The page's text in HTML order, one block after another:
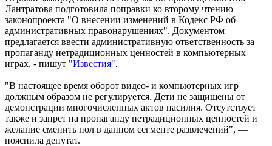
Лантратова подготовила поправки ко второму чтению
законопроекта "О внесении изменений в Кодекс РФ об
административных правонарушениях". Документом
предлагается ввести административную ответственность за
пропаганду нетрадиционных ценностей в компьютерных
играх, - пишут "Известия".
"В настоящее время оборот видео- и компьютерных игр
должным образом не регулируется. Дети не защищены от
демонстрации многочисленных актов насилия. Отсутствует
также и запрет на пропаганду нетрадиционных ценностей и
желание сменить пол в данном сегменте развлечений", —
пояснила депутат.